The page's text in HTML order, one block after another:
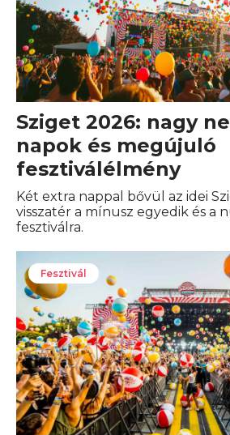
Sziget 2026: nagy
napok és megújuló
fesztiválélmény
Két extra nappal bővül az idei
visszatér a mínusz egyedik és a
fesztiválra.
Fesztivál